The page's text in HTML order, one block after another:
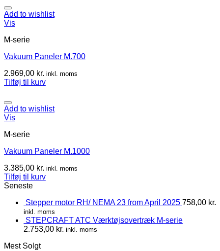
Add to wishlist
Vis
M-serie
Vakuum Paneler M.700
2.969,00 kr. inkl. moms
Tilføj til kurv
Add to wishlist
Vis
M-serie
Vakuum Paneler M.1000
3.385,00 kr. inkl. moms
Tilføj til kurv
Seneste
Stepper motor RH/ NEMA 23 from April 2025 758,00 kr.
inkl. moms
STEPCRAFT ATC Værktøjsovertræk M-serie
2.753,00 kr. inkl. moms
Mest Solgt